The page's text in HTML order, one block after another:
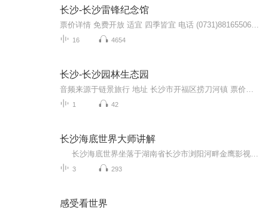
长沙-长沙雷锋纪念馆
16 4654
长沙-长沙园林生态园
1 42
长沙海底世界大师讲解
3 293
感受看世界